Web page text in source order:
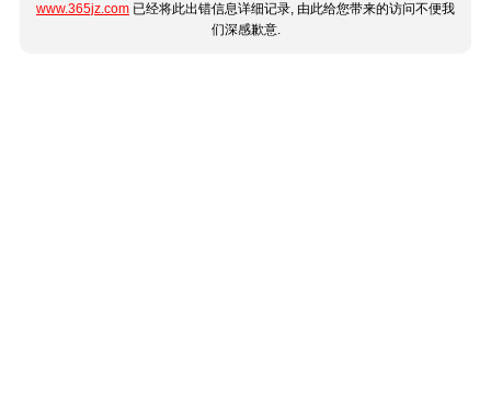
www.365jz.com 已经将此出错信息详细记录, 由此给您带来的访问不便我
们深感歉意.